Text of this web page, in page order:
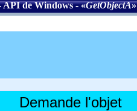
API de Windows- «GetObjectA»
Demande l'objet